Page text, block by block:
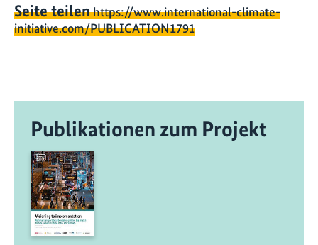
Seite teilenhttps://www.international-climate-
initiative.com/PUBLICATION1791
Publikationen zum Projekt